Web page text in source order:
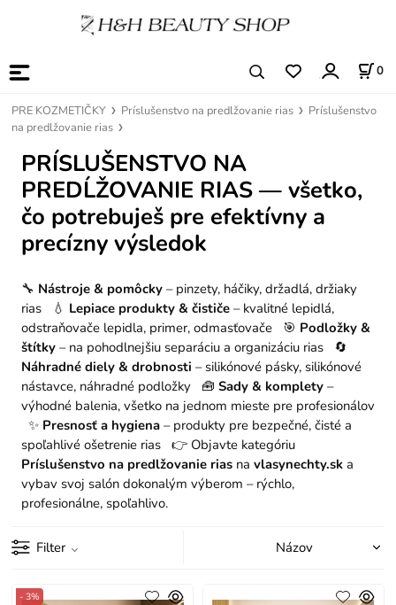
0
PRE KOZMETIČKY Príslušenstvo na predlžovanie rias
Príslušenstvo
na predlžovanie rias
PRÍSLUŠENSTVO NA
PREDĹŽOVANIE RIAS — všetko,
čo potrebuješ pre efektívny a
precízny výsledok
🔧 Nástroje & pomôcky– pinzety, háčiky, držadlá, držiaky
rias 💧 Lepiace produkty & čističe– kvalitné lepidlá,
odstraňovače lepidla, primer, odmasťovače 🎯 Podložky &
štítky– na pohodlnejšiu separáciu a organizáciu rias 🔄
Náhradné diely & drobnosti – silikónové pásky, silikónové
nástavce, náhradné podložky 🧰 Sady & komplety–
výhodné balenia, všetko na jednom mieste pre profesionálov
✨ Presnosť a hygiena– produkty pre bezpečné, čisté a
spoľahlivé ošetrenie rias 👉 Objavte kategóriu
Príslušenstvo na predlžovanie riasna vlasynechty.ska
vybav svoj salón dokonalým výberom – rýchlo,
profesionálne, spoľahlivo.
Filter
- 3%